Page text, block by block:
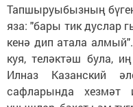
Тапшыруыбызның
яза: "бары тик дуслар
кенә дип атала
куя, теләктәш була,
Илназ Казанский
сафларында хезмәт